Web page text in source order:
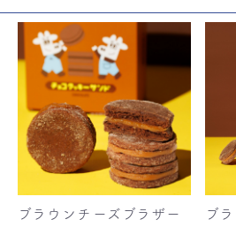
ブラウンチーズブラザー
ブ